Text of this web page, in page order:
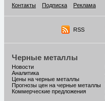
Контакты
Подписка Реклама
RSS
Черные металлы
Новости
Аналитика
Цены на черные металлы
Прогнозы цен на черные металлы
Коммерческие предложения